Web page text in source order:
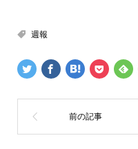
週報